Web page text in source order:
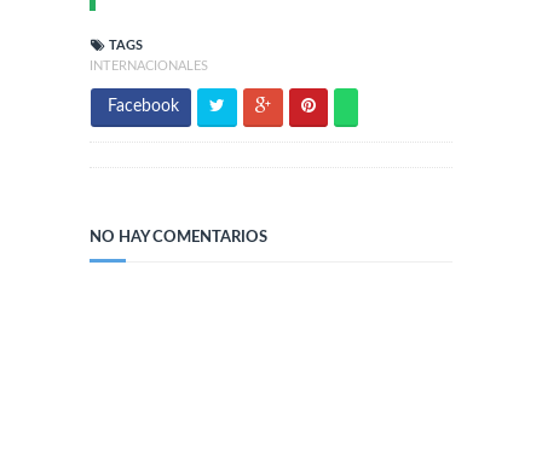
TAGS
INTERNACIONALES
Facebook
NO HAY COMENTARIOS